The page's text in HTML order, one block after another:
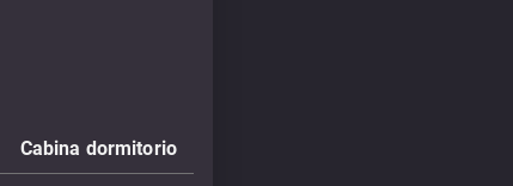
Cabina dormitorio